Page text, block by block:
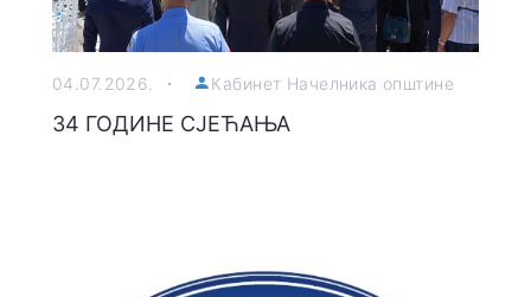
04.07.2026. Кабинет Начелника општине
34 ГОДИНЕ СЈЕЋАЊА